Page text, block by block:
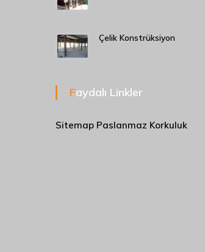
Çelik Konstrüksiyon
Faydalı Linkler
Sitemap Paslanmaz Korkuluk